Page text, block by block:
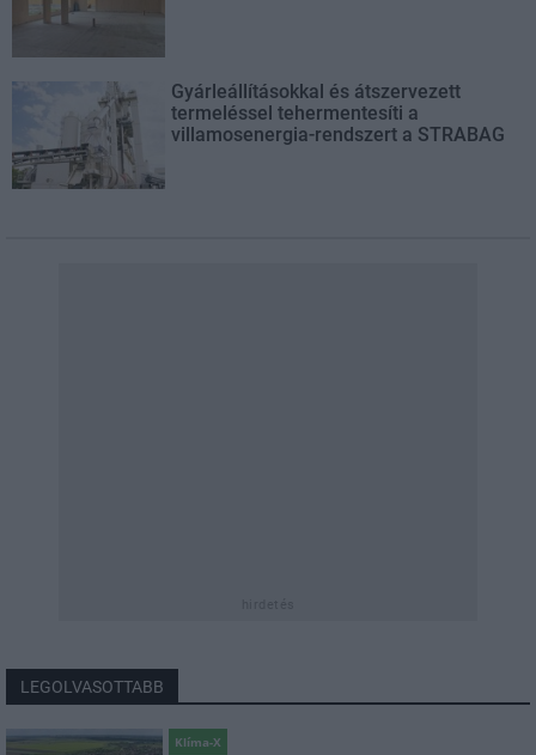
Gyárleállításokkal és átszervezett
termeléssel tehermentesíti a
villamosenergia-rendszert a STRABAG
LEGOLVASOTTABB
Klíma-X